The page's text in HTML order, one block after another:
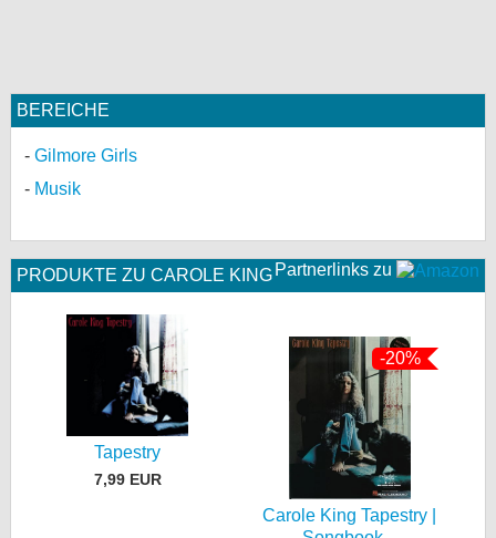
BEREICHE
Gilmore Girls
Musik
Partnerlinks zu
PRODUKTE ZU CAROLE KING
Tapestry
7,99 EUR
-20%
Carole King Tapestry |